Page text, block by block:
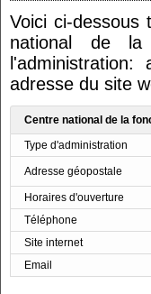
Voici ci-dessous
national de la
adresse du site
Centre national de la
Type d'administration
Adresse géopostale
Horaires d'ouverture
Téléphone
Site internet
Email